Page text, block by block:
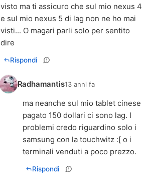
visto ma ti assicuro che sul mio nexus 4
e sul mio nexus 5 di lag non ne ho mai
visti... O magari parli solo per sentito
dire
Rispondi
Radhamantis13 anni fa
ma neanche sul mio tablet cinese
pagato 150 dollari ci sono lag. I
problemi credo riguardino solo i
samsung con la touchwitz :[ o i
terminali venduti a poco prezzo.
Rispondi